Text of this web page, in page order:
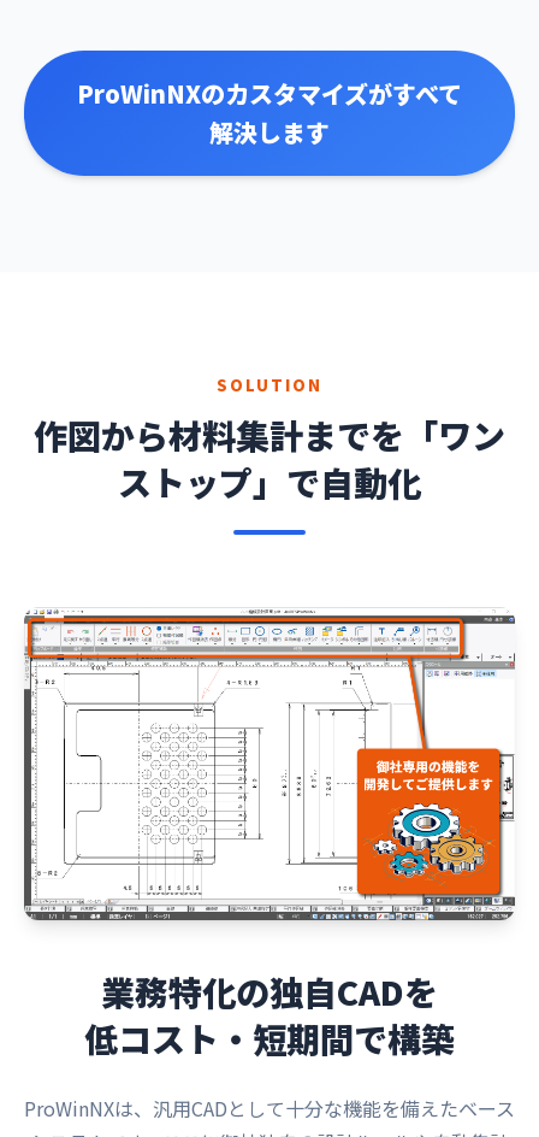
ProWinNXのカスタマイズがすべて
解決します
SOLUTION
作図から材料集計までを「ワン
ストップ」で自動化
業務特化の独自CADを
低コスト・短期間で構築
ProWinNXは、汎用CADとして十分な機能を備えたベース